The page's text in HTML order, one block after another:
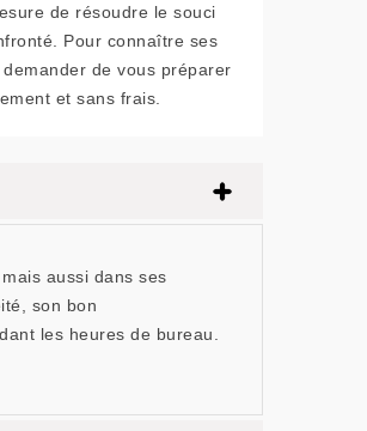
de résoudre le souci
Pour connaître ses
de vous préparer
et sans frais.
aussi dans ses
son bon
les heures de bureau.